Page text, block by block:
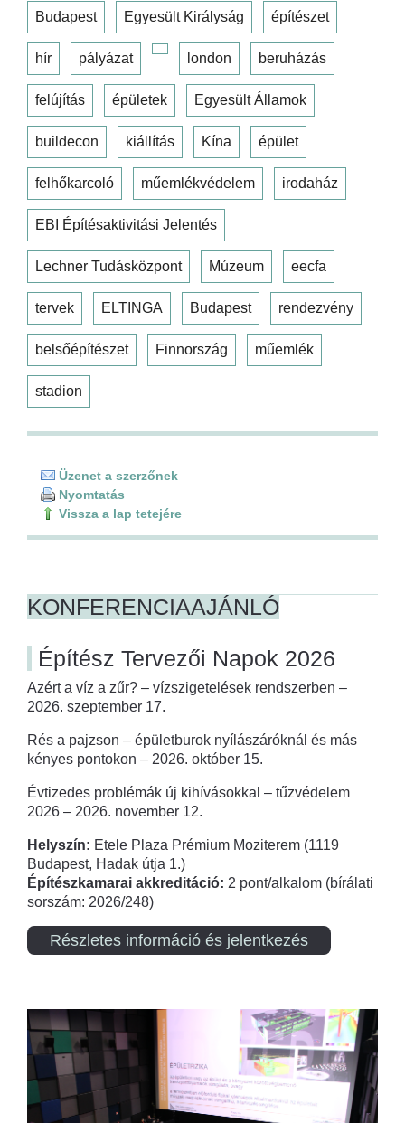
Budapest Egyesült Királyság építészet
hír pályázat london beruházás
felújítás épületek Egyesült Államok
buildecon kiállítás Kína épület
felhőkarcoló műemlékvédelem irodaház
EBI Építésaktivitási Jelentés
Lechner Tudásközpont Múzeum eecfa
tervek ELTINGA Budapest rendezvény
belsőépítészet Finnország műemlék
stadion
Üzenet a szerzőnek
Nyomtatás
Vissza a lap tetejére
KONFERENCIAAJÁNLÓ
Építész Tervezői Napok 2026
Azért a víz a zűr? – vízszigetelések rendszerben –
2026. szeptember 17.
Rés a pajzson – épületburok nyílászáróknál és más
kényes pontokon – 2026. október 15.
Évtizedes problémák új kihívásokkal – tűzvédelem
2026 – 2026. november 12.
Helyszín: Etele Plaza Prémium Moziterem (1119
Budapest, Hadak útja 1.)
Építészkamarai akkreditáció: 2 pont/alkalom (bírálati
sorszám: 2026/248)
Részletes információ és jelentkezés